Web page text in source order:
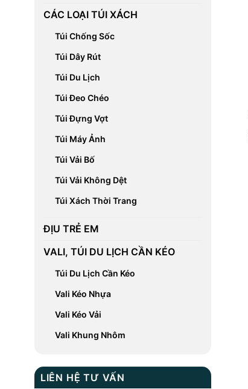
CÁC LOẠI TÚI XÁCH
Túi Chống Sốc
Túi Dây Rút
Túi Du Lịch
Túi Đeo Chéo
Túi Đựng Vợt
Túi Máy Ảnh
Túi Vải Bố
Túi Vải Không Dệt
Túi Xách Thời Trang
ĐỊU TRẺ EM
VALI, TÚI DU LỊCH CẦN KÉO
Túi Du Lịch Cần Kéo
Vali Kéo Nhựa
Vali Kéo Vải
Vali Khung Nhôm
LIÊN HỆ TƯ VẤN